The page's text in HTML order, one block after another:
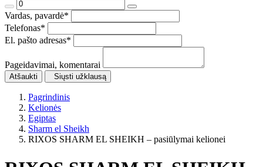
Vardas, pavardė*
Telefonas*
El. pašto adresas*
Pageidavimai, komentarai
Atšaukti Siųsti užklausą
Pagrindinis
Kelionės
Egiptas
Sharm el Sheikh
RIXOS SHARM EL SHEIKH – pasiūlymai kelionei